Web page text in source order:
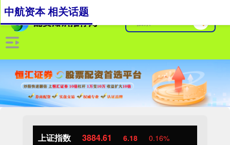
上证指数 3884.61 6.18 0.16%
中航资本 相关话题